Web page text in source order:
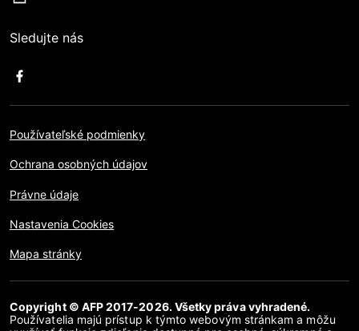
Sledujte nás
Používateľské podmienky
Ochrana osobných údajov
Právne údaje
Nastavenia Cookies
Mapa stránky
Copyright © AFP 2017-2026. Všetky práva vyhradené.
Používatelia majú prístup k týmto webovým stránkam a môžu